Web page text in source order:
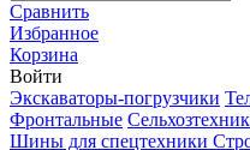
Сравнить
Избранное
Корзина
Войти
Экскаваторы-погрузчики
Фронтальные
Шины для спецтехники